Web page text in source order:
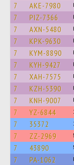
7 AKE-7980
7 PIZ-7366
7 AXN-5480
7 KPK-9630
7 KYM-8890
7 KYH-9427
7 XAH-7575
7 KZH-5390
7 KNH-9007
7 YZ-6844
7 35372
7 ZZ-2969
7 43890
7 PA-1062